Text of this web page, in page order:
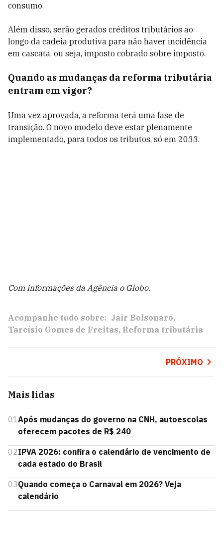
consumo.
Além disso, serão gerados créditos tributários ao
longo da cadeia produtiva para não haver incidência
em cascata, ou seja, imposto cobrado sobre imposto.
Quando as mudanças da reforma tributária
entram em vigor?
Uma vez aprovada, a reforma terá uma fase de
transição. O novo modelo deve estar plenamente
implementado, para todos os tributos, só em 2033.
Com informações da Agência o Globo.
Acompanhe tudo sobre: Jair Bolsonaro
Tarcísio Gomes de Freitas Reforma tributária
PRÓXIMO
Mais lidas
01Após mudanças do governo na CNH, autoescolas
oferecem pacotes de R$ 240
02IPVA 2026: confira o calendário de vencimento de
cada estado do Brasil
03Quando começa o Carnaval em 2026? Veja
calendário